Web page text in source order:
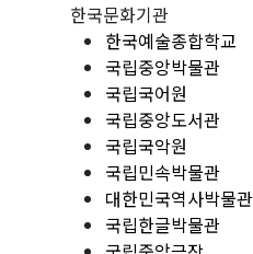
한국문화기관
한국예술종합학교
국립중앙박물관
국립국어원
국립중앙도서관
국립국악원
국립민속박물관
대한민국역사박물관
국립한글박물관